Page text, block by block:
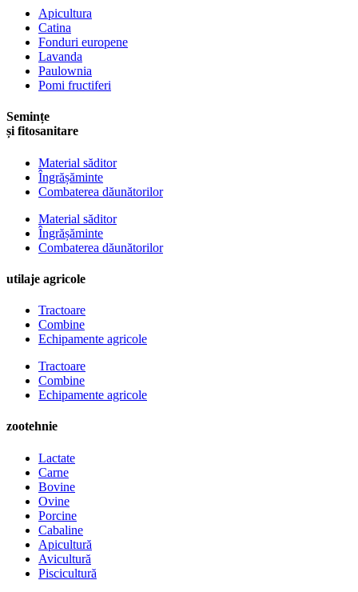
Apicultura
Catina
Fonduri europene
Lavanda
Paulownia
Pomi fructiferi
Semințe
și fitosanitare
Material săditor
Îngrășăminte
Combaterea dăunătorilor
Material săditor
Îngrășăminte
Combaterea dăunătorilor
utilaje agricole
Tractoare
Combine
Echipamente agricole
Tractoare
Combine
Echipamente agricole
zootehnie
Lactate
Carne
Bovine
Ovine
Porcine
Cabaline
Apicultură
Avicultură
Piscicultură